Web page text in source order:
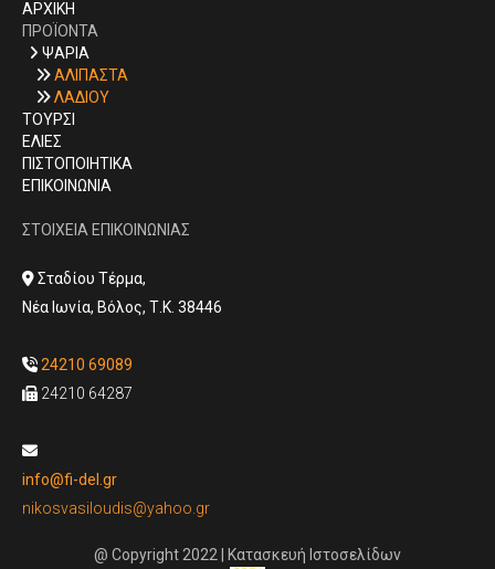
AΡΧΙΚΗ
ΠΡΟΪΟΝΤΑ
 ΨΑΡΙΑ
 ΑΛΙΠΑΣΤΑ
 ΛΑΔΙΟΥ
ΤΟΥΡΣΙ
ΕΛΙΕΣ
ΠΙΣΤΟΠΟΙΗΤΙΚΑ
ΕΠΙΚΟΙΝΩΝΙΑ
ΣΤΟΙΧΕΙΑ ΕΠΙΚΟΙΝΩΝΙΑΣ
 Σταδίου Τέρμα,
Νέα Ιωνία, Βόλος, Τ.Κ. 38446
 24210 69089
 24210 64287

info@fi-del.gr
nikosvasiloudis@yahoo.gr
@ Copyright 2022 | Κατασκευή Ιστοσελίδων